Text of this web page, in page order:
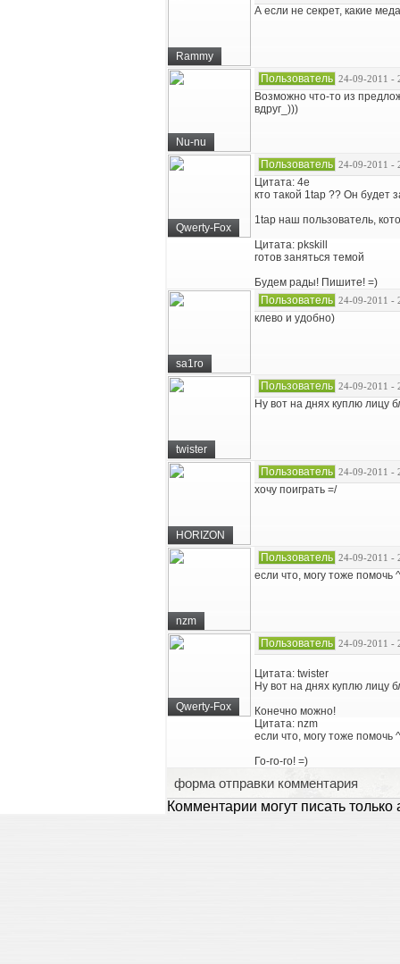
Rammy
А если не секрет, какие
Nu-nu
Пользователь 24-09-2011 -
Возможно что-то из
вдруг_)))
Qwerty-Fox
Пользователь 24-09-2011 -
Цитата: 4e
кто такой 1tap ?? Он будет
1tap наш пользователь,
Цитата: pkskill
готов заняться темой
Будем рады! Пишите! =)
sa1ro
Пользователь 24-09-2011 -
клево и удобно)
twister
Пользователь 24-09-2011 -
Ну вот на днях куплю лицу
HORIZON
Пользователь 24-09-2011 -
хочу поиграть =/
nzm
Пользователь 24-09-2011 -
если что, могу тоже помочь
Qwerty-Fox
Пользователь 24-09-2011 -
Цитата: twister
Ну вот на днях куплю лицу
Конечно можно!
Цитата: nzm
если что, могу тоже помочь
Го-го-го! =)
форма отправки комментария
Комментарии могут писать